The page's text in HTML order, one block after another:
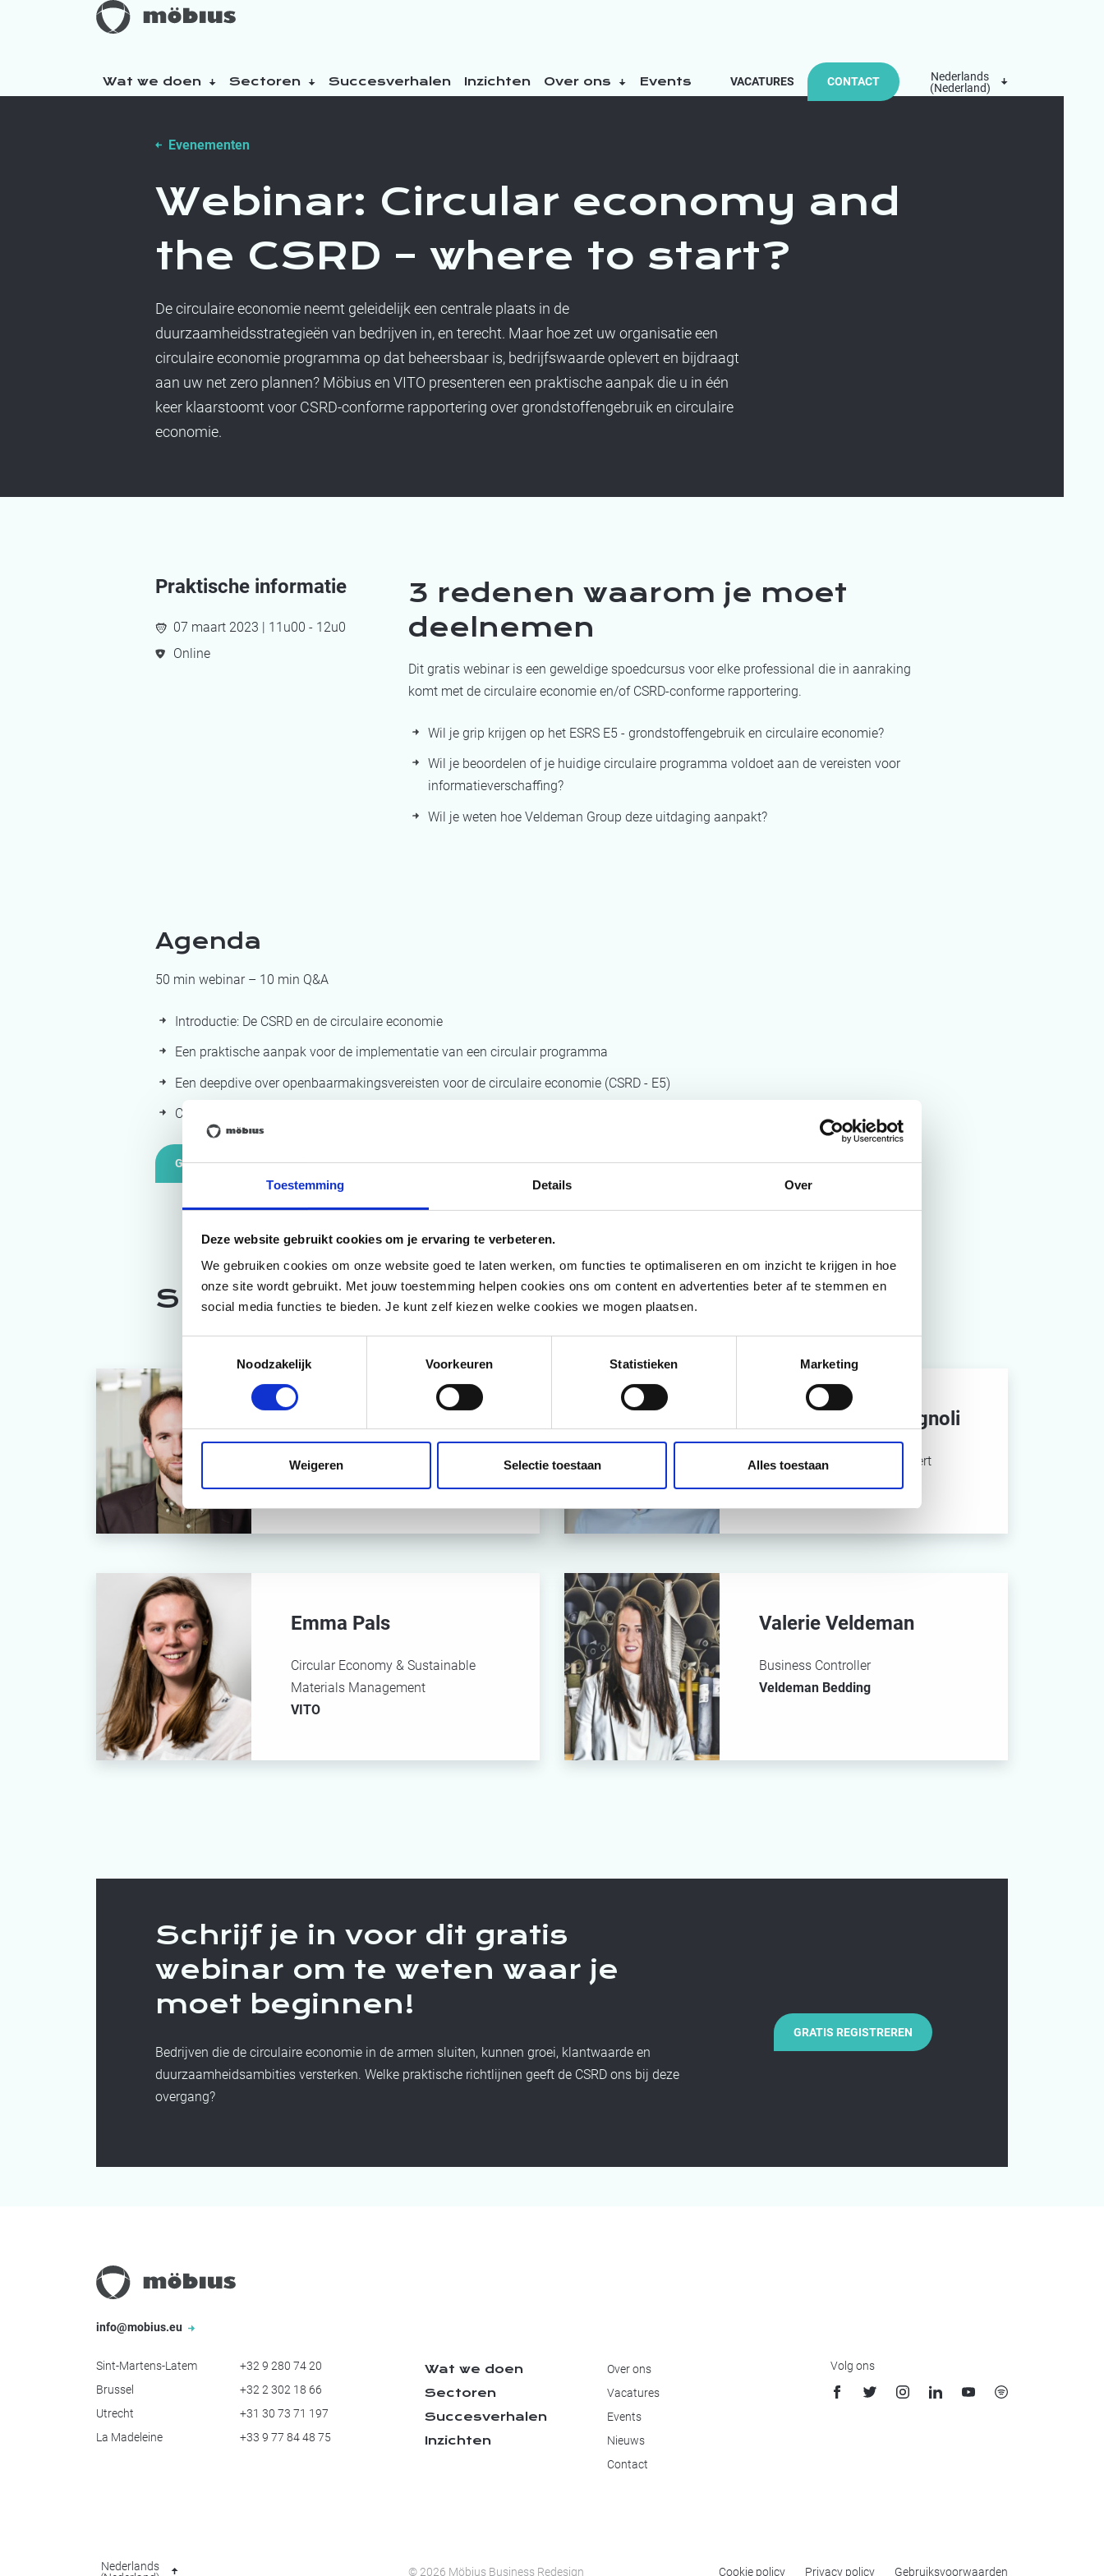
Toestemming Details Over
Deze website gebruikt cookies om je ervaring te verbeteren.
We gebruiken cookies om onze website goed te laten werken, om functies te optimaliseren en om inzicht te krijgen in hoe
onze site wordt gebruikt. Met jouw toestemming helpen cookies ons om content en advertenties beter af te stemmen en
social media functies te bieden. Je kunt zelf kiezen welke cookies we mogen plaatsen.
Noodzakelijk
Voorkeuren Statistieken Marketing
Weigeren Selectie toestaan Alles toestaan
Wat we doen Sectoren Succesverhalen Inzichten Over ons Events VACATURES CONTACT
Nederlands
(Nederland)
Evenementen
Webinar: Circular economy and
the CSRD – where to start?
De circulaire economie neemt geleidelijk een centrale plaats in de
duurzaamheidsstrategieën van bedrijven in, en terecht. Maar hoe zet uw organisatie een
circulaire economie programma op dat beheersbaar is, bedrijfswaarde oplevert en bijdraagt
aan uw net zero plannen? Möbius en VITO presenteren een praktische aanpak die u in één
keer klaarstoomt voor CSRD-conforme rapportering over grondstoffengebruik en circulaire
economie.
Praktische informatie
07 maart 2023 | 11u00 - 12u0
Online
3 redenen waarom je moet
deelnemen
Dit gratis webinar is een geweldige spoedcursus voor elke professional die in aanraking
komt met de circulaire economie en/of CSRD-conforme rapportering.
Wil je grip krijgen op het ESRS E5 - grondstoffengebruik en circulaire economie?
Wil je beoordelen of je huidige circulaire programma voldoet aan de vereisten voor
informatieverschaffing?
Wil je weten hoe Veldeman Group deze uitdaging aanpakt?
Agenda
50 min webinar – 10 min Q&A
Introductie: De CSRD en de circulaire economie
Een praktische aanpak voor de implementatie van een circulair programma
Een deepdive over openbaarmakingsvereisten voor de circulaire economie (CSRD - E5)
CE in de praktijk: Veldeman Bedding
GRATIS REGISTREREN
Sprekers
Circular economy expert
Möbius Business Redesign
Thomas De Romagnoli
Sustainability reporting expert
Möbius Business Redesign
Emma Pals
Circular Economy & Sustainable
Materials Management
VITO
Valerie Veldeman
Business Controller
Veldeman Bedding
Schrijf je in voor dit gratis
webinar om te weten waar je
moet beginnen!
Bedrijven die de circulaire economie in de armen sluiten, kunnen groei, klantwaarde en
duurzaamheidsambities versterken. Welke praktische richtlijnen geeft de CSRD ons bij deze
overgang?
GRATIS REGISTREREN
info@mobius.eu
Sint-Martens-Latem
+32 9 280 74 20
Brussel
+32 2 302 18 66
Utrecht
+31 30 73 71 197
La Madeleine
+33 9 77 84 48 75
Wat we doen
Sectoren
Succesverhalen
Inzichten
Over ons
Vacatures
Events
Nieuws
Contact
Volg ons
Nederlands
© 2026 Möbius Business Redesign Cookie policy Privacy policy Gebruiksvoorwaarden